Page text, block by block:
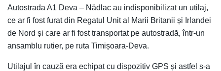
Autostrada A1 Deva – Nădlac au indisponibilizat un utilaj,
ce ar fi fost furat din Regatul Unit al Marii Britanii și Irlandei
de Nord și care ar fi fost transportat pe autostradă, într-un
ansamblu rutier, pe ruta Timișoara-Deva.
Utilajul în cauză era echipat cu dispozitiv GPS și astfel s-a